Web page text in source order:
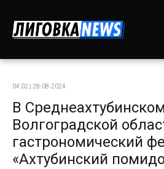
04:02 | 28-08-2024
В
Волгоградской
гастрономический
«Ахтубинский